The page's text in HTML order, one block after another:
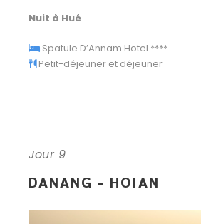
Nuit à Hué
Spatule D’Annam Hotel ****
Petit-déjeuner et déjeuner
Jour 9
DANANG - HOIAN